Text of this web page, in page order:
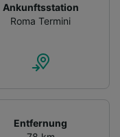
Ankunftsstation
Roma Termini
Entfernung